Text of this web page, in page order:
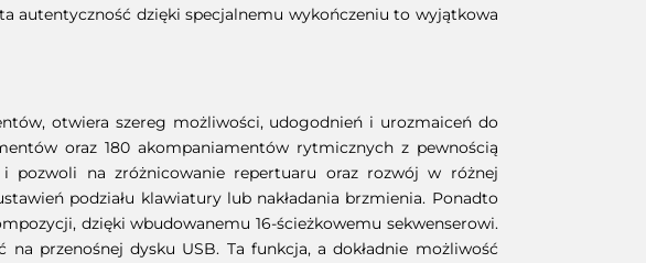
autentyczność dzięki specjalnemu wykończeniu to wyjątkowa
otwiera szereg możliwości, udogodnień i urozmaiceń do
oraz 180 akompaniamentów rytmicznych z pewnością
pozwoli na zróżnicowanie repertuaru oraz rozwój w różnej
podziału klawiatury lub nakładania brzmienia. Ponadto
dzięki wbudowanemu 16-ścieżkowemu sekwenserowi.
przenośnej dysku USB. Ta funkcja, a dokładnie możliwość